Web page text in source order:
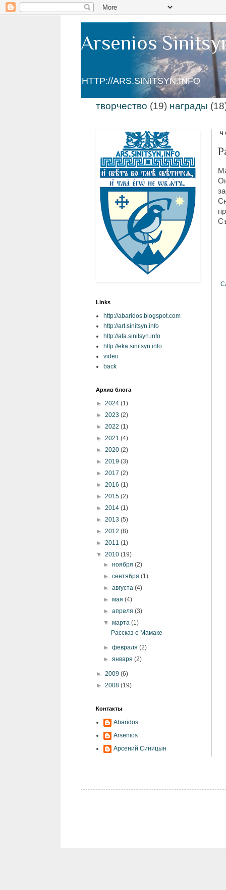
Arsenios
HTTP://ARS.SINITSYN.INFO
творчество (19) награды
Links
http://abaridos.blogspot.com
http://art.sinitsyn.info
http://afa.sinitsyn.info
http://eka.sinitsyn.info
video
back
Архив блога
► 2024 (1)
► 2023 (2)
► 2022 (1)
► 2021 (4)
► 2020 (2)
► 2019 (3)
► 2017 (2)
► 2016 (1)
► 2015 (2)
► 2014 (1)
► 2013 (5)
► 2012 (8)
► 2011 (1)
▼ 2010 (19)
►ноября(2)
►сентября(1)
►августа(4)
►мая(4)
►апреля(3)
▼марта(1)
Рассказ о Мамаке
►февраля(2)
►января(2)
► 2009 (6)
► 2008 (19)
Контакты
Abaridos
Arsenios
Арсений Синицын